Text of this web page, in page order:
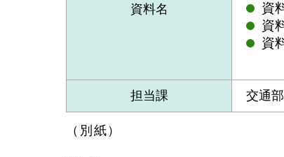
資料名
資
資
資
担当課 交通
（別紙）